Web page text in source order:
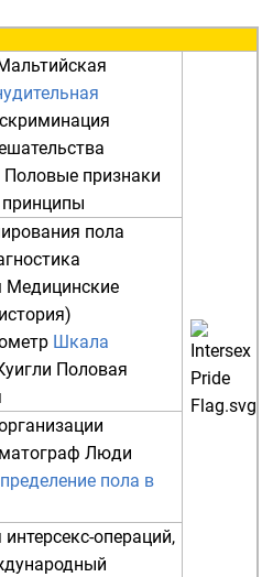
Половые признаки
пола
Медицинские
Шкала
Половая
Люди
пола в
интерсекс-операций,